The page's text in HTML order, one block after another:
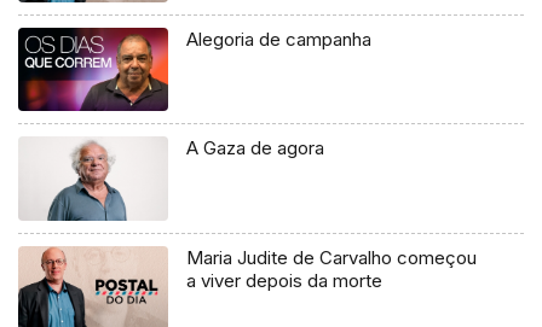
Alegoria de campanha
A Gaza de agora
Maria Judite de Carvalho começou
a viver depois da morte